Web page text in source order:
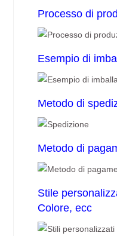
Processo di
Esempio di
Metodo di
Metodo di
Stile
Colore, ecc